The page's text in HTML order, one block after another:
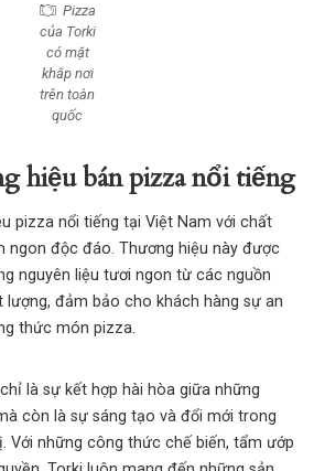
Pizza
của Torki
có mặt
khắp nơi
trên toàn
quốc
hiệu bán pizza nổi tiếng
pizza nổi tiếng tại Việt Nam với chất
ngon độc đáo. Thương hiệu này được
nguyên liệu tươi ngon từ các nguồn
lượng, đảm bảo cho khách hàng sự an
thức món pizza.
là sự kết hợp hài hòa giữa những
còn là sự sáng tạo và đổi mới trong
Với những công thức chế biến, tẩm ướp